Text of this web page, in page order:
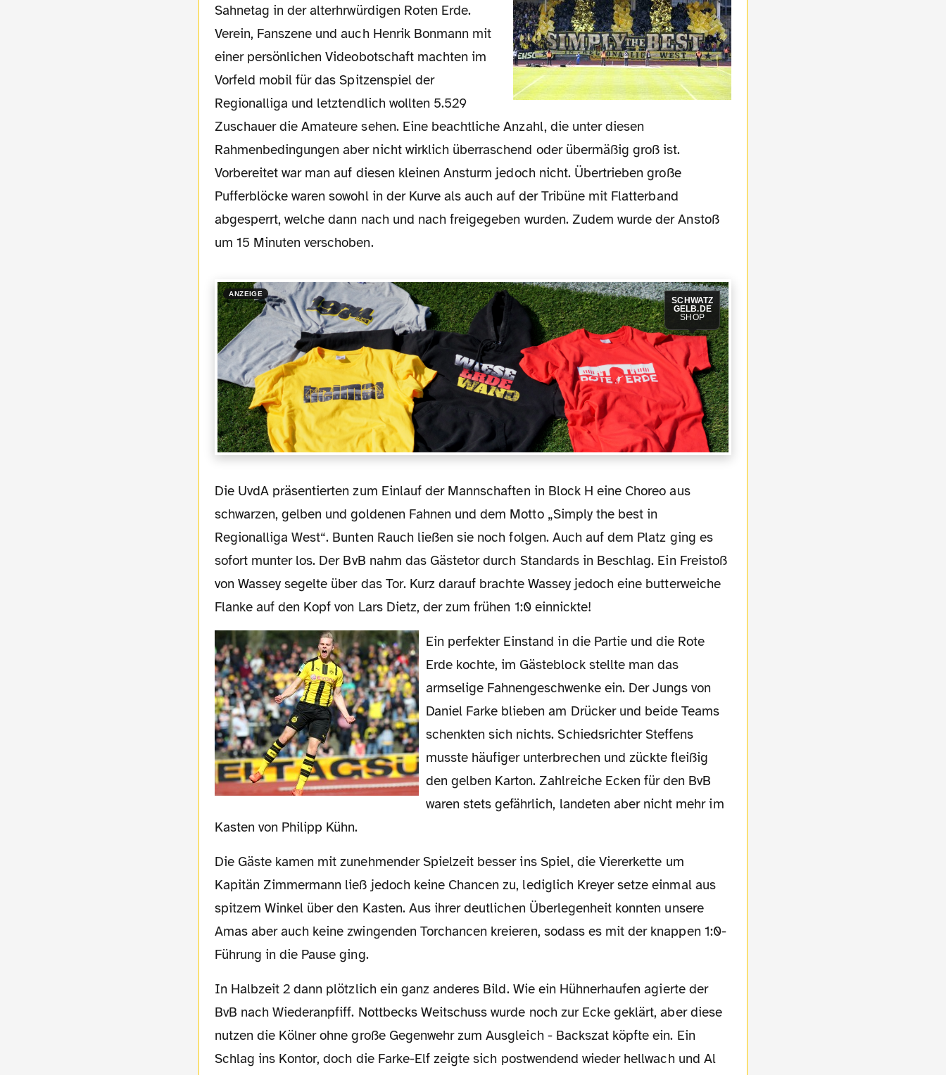
Sahnetag in der alterhrwürdigen Roten Erde.
Verein, Fanszene und auch Henrik Bonmann mit
einer persönlichen Videobotschaft machten im
Vorfeld mobil für das Spitzenspiel der
Regionalliga und letztendlich wollten 5.529
Zuschauer die Amateure sehen. Eine beachtliche Anzahl, die unter diesen
Rahmenbedingungen aber nicht wirklich überraschend oder übermäßig groß ist.
Vorbereitet war man auf diesen kleinen Ansturm jedoch nicht. Übertrieben große
Pufferblöcke waren sowohl in der Kurve als auch auf der Tribüne mit Flatterband
abgesperrt, welche dann nach und nach freigegeben wurden. Zudem wurde der Anstoß
um 15 Minuten verschoben.
ANZEIGE
SCHWATZ
GELB.DE
SHOP
Die UvdA präsentierten zum Einlauf der Mannschaften in Block H eine Choreo aus
schwarzen, gelben und goldenen Fahnen und dem Motto „Simply the best in
Regionalliga West“. Bunten Rauch ließen sie noch folgen. Auch auf dem Platz ging es
sofort munter los. Der BvB nahm das Gästetor durch Standards in Beschlag. Ein Freistoß
von Wassey segelte über das Tor. Kurz darauf brachte Wassey jedoch eine butterweiche
Flanke auf den Kopf von Lars Dietz, der zum frühen 1:0 einnickte!
Ein perfekter Einstand in die Partie und die Rote
Erde kochte, im Gästeblock stellte man das
armselige Fahnengeschwenke ein. Der Jungs von
Daniel Farke blieben am Drücker und beide Teams
schenkten sich nichts. Schiedsrichter Steffens
musste häufiger unterbrechen und zückte fleißig
den gelben Karton. Zahlreiche Ecken für den BvB
waren stets gefährlich, landeten aber nicht mehr im
Kasten von Philipp Kühn.
Die Gäste kamen mit zunehmender Spielzeit besser ins Spiel, die Viererkette um
Kapitän Zimmermann ließ jedoch keine Chancen zu, lediglich Kreyer setze einmal aus
spitzem Winkel über den Kasten. Aus ihrer deutlichen Überlegenheit konnten unsere
Amas aber auch keine zwingenden Torchancen kreieren, sodass es mit der knappen 1:0-
Führung in die Pause ging.
In Halbzeit 2 dann plötzlich ein ganz anderes Bild. Wie ein Hühnerhaufen agierte der
BvB nach Wiederanpfiff. Nottbecks Weitschuss wurde noch zur Ecke geklärt, aber diese
nutzen die Kölner ohne große Gegenwehr zum Ausgleich - Backszat köpfte ein. Ein
Schlag ins Kontor, doch die Farke-Elf zeigte sich postwendend wieder hellwach und Al